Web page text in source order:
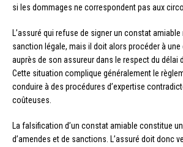
si les dommages ne correspondent pas aux
L’assuré qui refuse de signer un constat amiable
sanction légale, mais il doit alors procéder à
auprès de son assureur dans le respect du délai
Cette situation complique généralement le
conduire à des procédures d’expertise
coûteuses.
La falsification d’un constat amiable constitue
d’amendes et de sanctions. L’assuré doit donc